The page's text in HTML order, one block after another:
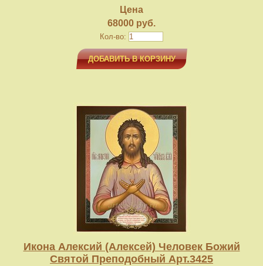
Цена
68000 руб.
Кол-во:
ДОБАВИТЬ В КОРЗИНУ
Икона Алексий (Алексей) Человек Божий
Святой Преподобный Арт.3425